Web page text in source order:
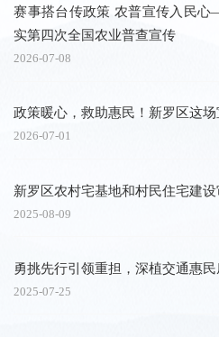
赛事搭台传政策 农普宣传入民
实第四次全国农业普查宣传
2026-07-08
政策暖心，救助惠民！新罗区这
2026-07-01
新罗区农村宅基地和村民住宅建
2025-08-09
勇挑先行引领重担，深植交通惠
2025-07-25